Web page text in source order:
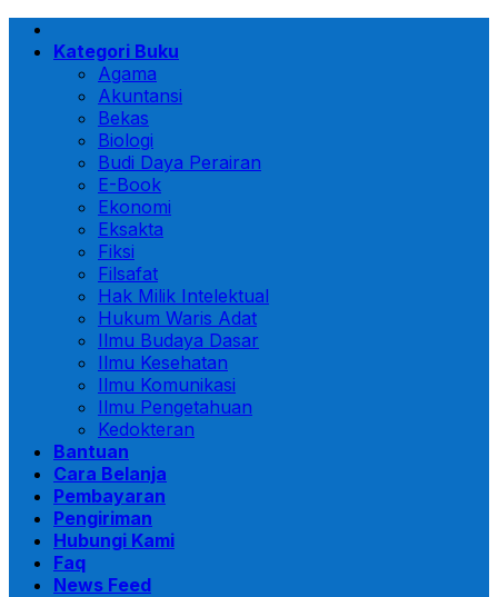
Skip
Kategori Buku
Agama
Akuntansi
Bekas
Biologi
Budi Daya Perairan
E-Book
Ekonomi
Eksakta
Fiksi
Filsafat
Hak Milik Intelektual
Hukum Waris Adat
Ilmu Budaya Dasar
Ilmu Kesehatan
Ilmu Komunikasi
Ilmu Pengetahuan
Kedokteran
Bantuan
Cara Belanja
Pembayaran
Pengiriman
Hubungi Kami
Faq
News Feed